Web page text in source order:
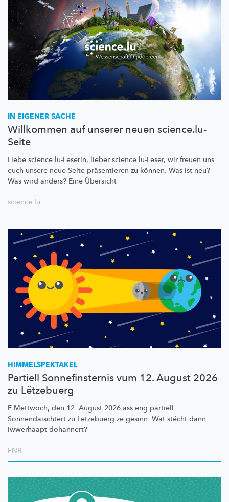
IN EIGENER SACHE
Willkommen auf unserer neuen science.lu-
Seite
Liebe science.lu-Leserin, lieber science.lu-Leser, wir freuen uns
euch unsere neue Seite präsentieren zu können. Was ist neu?
Was wird anders? Eine Übersicht
science.lu
HIMMELSPEKTAKEL
Partiell Sonnefinsternis vum 12. August 2026
zu Lëtzebuerg
E Mëttwoch, den 12. August 2026 ass eng partiell
Sonnendäischtert zu Lëtzebuerg ze gesinn. Wat stécht dann
iwwerhaapt dohannert?
FNR